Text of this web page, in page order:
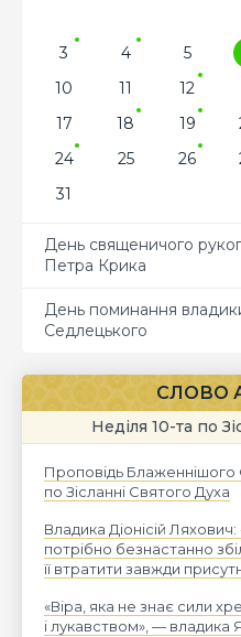
3
4 5
10
11 12
17
18 19
24
25 26
31
День священичого
Петра Крика
День поминання
Седлецького
СЛОВО
Неділя 10-та по
Проповідь Блаженнішого
по Зісланні Святого Духа
Владика Діонісій
потрібно безнастанно
її втратити завжди
«Віра, яка не знає сили
і лукавством», — владика